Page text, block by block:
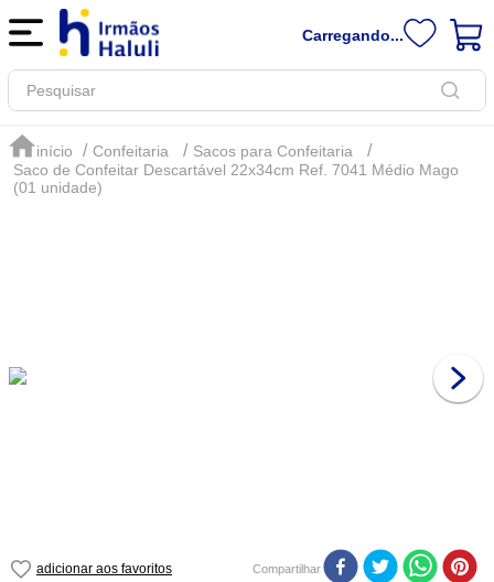
Carregando...
Pesquisar
Confeitaria
Sacos para Confeitaria
Saco de Confeitar Descartável 22x34cm Ref. 7041 Médio Mago
(01 unidade)
Compartilhar